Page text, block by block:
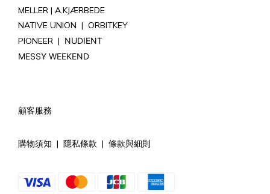
MELLER | A.KJÆRBEDE
NATIVE UNION | ORBITKEY
PIONEER | NUDIENT
MESSY WEEKEND
顧客服務
購物須知 | 隱私條款 | 條款與細則